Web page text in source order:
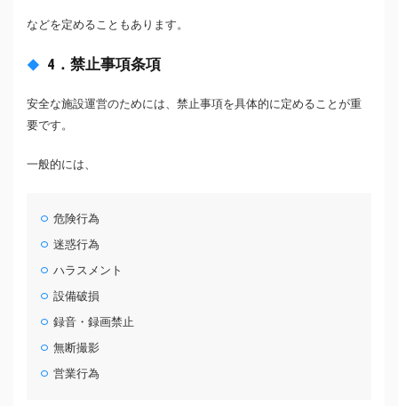
などを定めることもあります。
4．禁止事項条項
安全な施設運営のためには、禁止事項を具体的に定めることが重
要です。
一般的には、
危険行為
迷惑行為
ハラスメント
設備破損
録音・録画禁止
無断撮影
営業行為